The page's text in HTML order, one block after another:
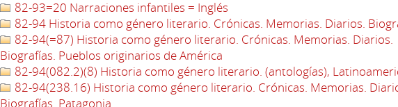
82-93=20 Narraciones infantiles = Inglés
82-94 Historia como género literario. Crónicas. Memorias. Diarios.
82-94(=87) Historia como género literario. Crónicas. Memorias. Diarios.
Biografías. Pueblos originarios de América
82-94(082.2)(8) Historia como género literario. (antologías),
82-94(238.16) Historia como género literario. Crónicas. Memorias.
Biografías. Patagonia